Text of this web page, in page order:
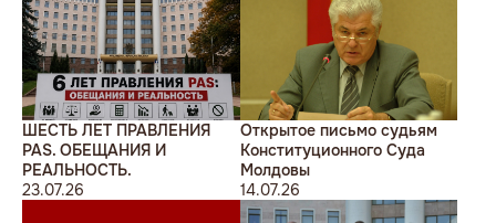
ШЕСТЬ ЛЕТ ПРАВЛЕНИЯ
PAS. ОБЕЩАНИЯ И
РЕАЛЬНОСТЬ.
23.07.26
Открытое письмо судьям
Конституционного Суда
Молдовы
14.07.26